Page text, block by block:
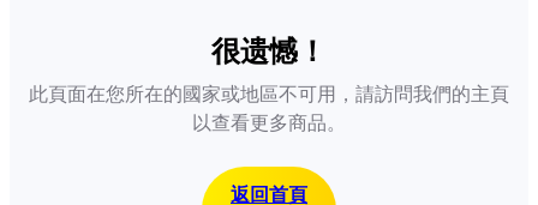
很遗憾！
此頁面在您所在的國家或地區不可用，請訪問我們的主頁
以查看更多商品。
返回首頁